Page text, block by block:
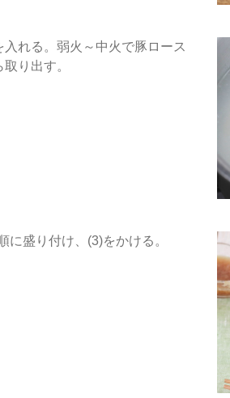
れる。弱火～中火で豚ロース
り出す。
に盛り付け、(3)をかける。